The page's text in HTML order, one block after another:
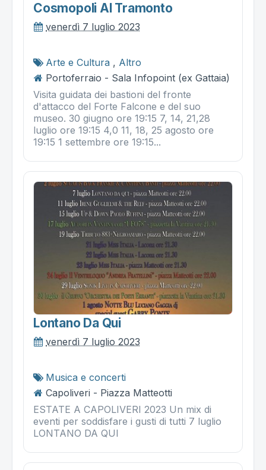
Cosmopoli Al Tramonto
venerdì 7 luglio 2023
Arte e Cultura , Altro
Portoferraio - Sala Infopoint (ex Gattaia)
Visita guidata dei bastioni del fronte
d'attacco del Forte Falcone e del suo
museo. 30 giugno ore 19:15 7, 14, 21,28
luglio ore 19:15 4,0 11, 18, 25 agosto ore
19:15 1 settembre ore 19:15...
Lontano Da Qui
venerdì 7 luglio 2023
Musica e concerti
Capoliveri - Piazza Matteotti
ESTATE A CAPOLIVERI 2023 Un mix di
eventi per soddisfare i gusti di tutti 7 luglio
LONTANO DA QUI